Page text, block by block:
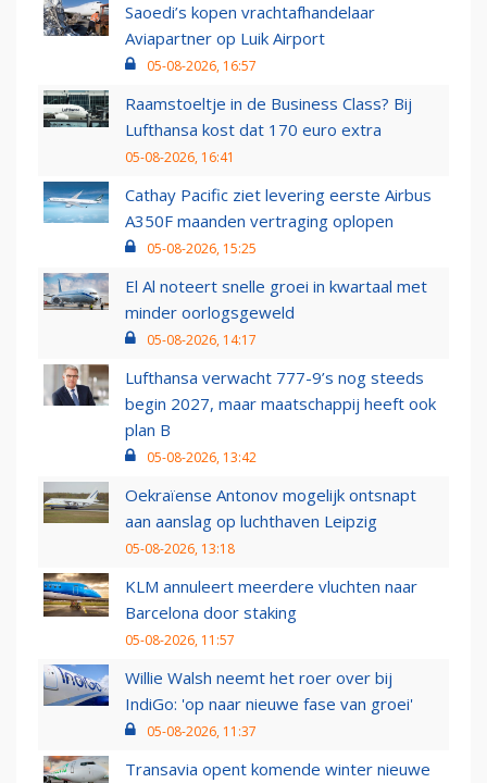
Saoedi’s kopen vrachtafhandelaar
Aviapartner op Luik Airport
05-08-2026, 16:57
Raamstoeltje in de Business Class? Bij
Lufthansa kost dat 170 euro extra
05-08-2026, 16:41
Cathay Pacific ziet levering eerste Airbus
A350F maanden vertraging oplopen
05-08-2026, 15:25
El Al noteert snelle groei in kwartaal met
minder oorlogsgeweld
05-08-2026, 14:17
Lufthansa verwacht 777-9’s nog steeds
begin 2027, maar maatschappij heeft ook
plan B
05-08-2026, 13:42
Oekraïense Antonov mogelijk ontsnapt
aan aanslag op luchthaven Leipzig
05-08-2026, 13:18
KLM annuleert meerdere vluchten naar
Barcelona door staking
05-08-2026, 11:57
Willie Walsh neemt het roer over bij
IndiGo: 'op naar nieuwe fase van groei'
05-08-2026, 11:37
Transavia opent komende winter nieuwe